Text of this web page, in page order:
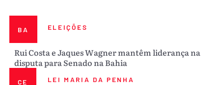
BA ELEIÇÕES
Rui Costa e Jaques Wagner mantêm liderança na
disputa para Senado na Bahia
CE LEI MARIA DA PENHA